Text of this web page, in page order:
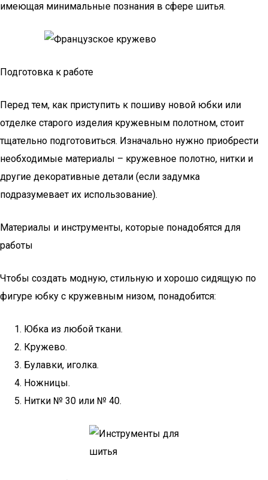
имеющая минимальные познания в сфере шитья.
Подготовка к работе
Перед тем, как приступить к пошиву новой юбки или
отделке старого изделия кружевным полотном, стоит
тщательно подготовиться. Изначально нужно приобрести
необходимые материалы – кружевное полотно, нитки и
другие декоративные детали (если задумка
подразумевает их использование).
Материалы и инструменты, которые понадобятся для
работы
Чтобы создать модную, стильную и хорошо сидящую по
фигуре юбку с кружевным низом, понадобится:
Юбка из любой ткани.
Кружево.
Булавки, иголка.
Ножницы.
Нитки № 30 или № 40.